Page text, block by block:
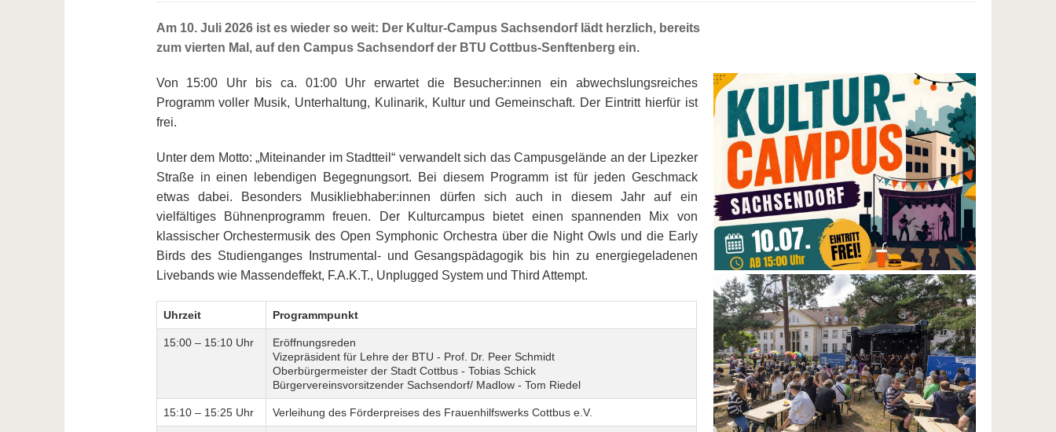
Am 10. Juli 2026 ist es wieder so weit: Der Kultur-Campus Sachsendorf lädt herzlich, bereits
zum vierten Mal, auf den Campus Sachsendorf der BTU Cottbus-Senftenberg ein.
Von 15:00 Uhr bis ca. 01:00 Uhr erwartet die Besucher:innen ein abwechslungsreiches
Programm voller Musik, Unterhaltung, Kulinarik, Kultur und Gemeinschaft. Der Eintritt hierfür ist
frei.
Unter dem Motto: „Miteinander im Stadtteil“ verwandelt sich das Campusgelände an der Lipezker
Straße in einen lebendigen Begegnungsort. Bei diesem Programm ist für jeden Geschmack
etwas dabei. Besonders Musikliebhaber:innen dürfen sich auch in diesem Jahr auf ein
vielfältiges Bühnenprogramm freuen. Der Kulturcampus bietet einen spannenden Mix von
klassischer Orchestermusik des Open Symphonic Orchestra über die Night Owls und die Early
Birds des Studienganges Instrumental- und Gesangspädagogik bis hin zu energiegeladenen
Livebands wie Massendeffekt, F.A.K.T., Unplugged System und Third Attempt.
Uhrzeit Programmpunkt
15:00 – 15:10 Uhr
Eröffnungsreden
Vizepräsident für Lehre der BTU - Prof. Dr. Peer Schmidt
Oberbürgermeister der Stadt Cottbus - Tobias Schick
Bürgervereinsvorsitzender Sachsendorf/ Madlow - Tom Riedel
15:10 – 15:25 Uhr Verleihung des Förderpreises des Frauenhilfswerks Cottbus e.V.